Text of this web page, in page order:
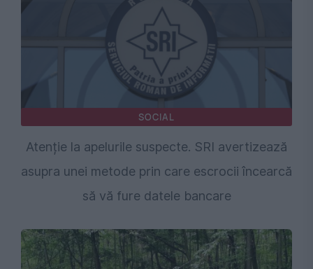
SOCIAL
Atenție la apelurile suspecte. SRI avertizează
asupra unei metode prin care escrocii încearcă
să vă fure datele bancare